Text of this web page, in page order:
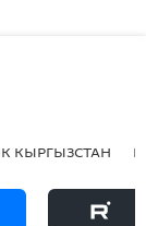
КЫРГЫЗСТАН